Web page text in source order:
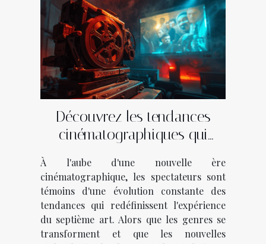
Découvrez les tendances
cinématographiques qui
À l'aube d'une nouvelle ère
cinématographique, les spectateurs sont
témoins d'une évolution constante des
tendances qui redéfinissent l'expérience
du septième art. Alors que les genres se
transforment et que les nouvelles